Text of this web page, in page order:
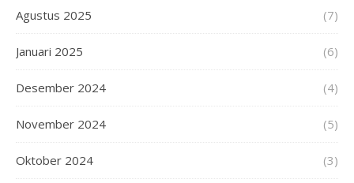
Agustus 2025 (7)
Januari 2025 (6)
Desember 2024 (4)
November 2024 (5)
Oktober 2024 (3)